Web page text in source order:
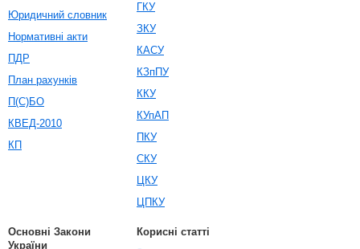
Юридичний словник
Нормативні акти
ПДР
План рахунків
П(С)БО
КВЕД-2010
КП
ГКУ
ЗКУ
КАСУ
КЗпПУ
ККУ
КУпАП
ПКУ
СКУ
ЦКУ
ЦПКУ
Основні Закони
України
Корисні статті